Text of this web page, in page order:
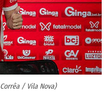
/ Vila Nova)